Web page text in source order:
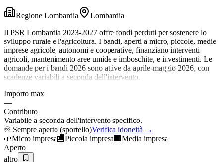
Regione Lombardia
Lombardia
Il PSR Lombardia 2023-2027 offre fondi perduti per sostenere lo
sviluppo rurale e l'agricoltura. I bandi, aperti a micro, piccole, medie
imprese agricole, autonomi e cooperative, finanziano interventi
agricoli, mantenimento aree umide e imboschite, e investimenti. Le
domande per i bandi 2026 sono attive da aprile-maggio 2026, con
scadenze variabili a seconda dell'intervento.
Importo max
—
Contributo
Variabile a seconda dell'intervento specifico.
♾️ Sempre aperto (sportello)Verifica idoneità →
🌱Micro impresa🏬Piccola impresa 🏢 Media impresa
Aperto
altro